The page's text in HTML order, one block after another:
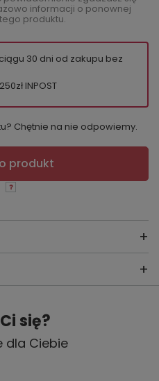
informacji o ponownej
produktu.
30 dni od zakupu bez
INPOST
Chętnie na nie odpowiemy.
produkt
PISZCZEK
także w wannie.
0m+
opinię
ocena:
się?
dla Ciebie